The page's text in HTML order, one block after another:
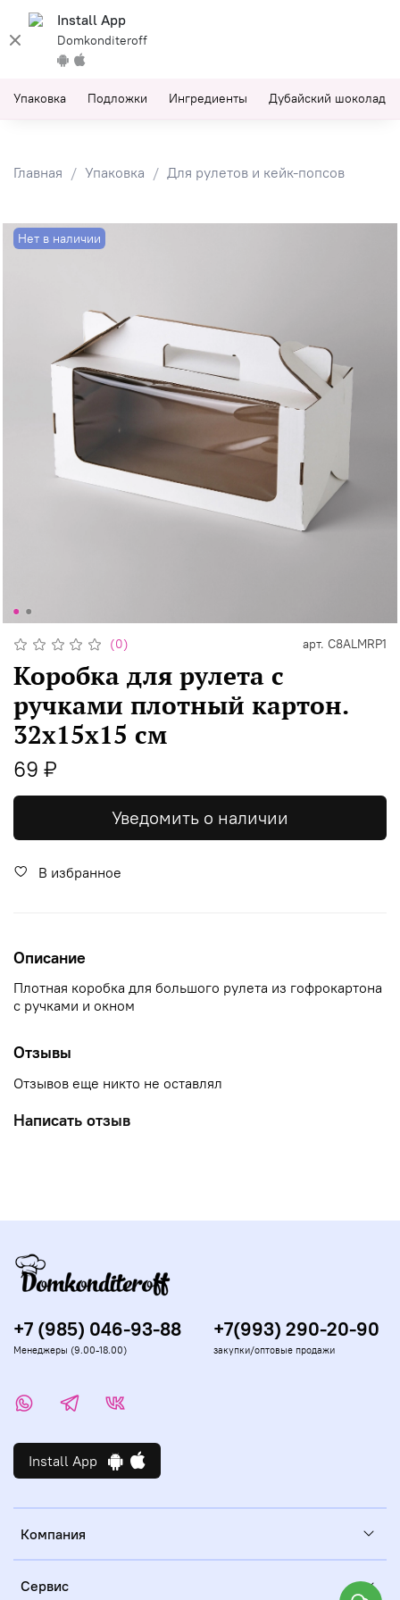
Install App
Domkonditeroff
Упаковка Подложки Ингредиенты Дубайский шоколад
Главная Упаковка Для рулетов и кейк-попсов
Нет в наличии
(0) арт. C8ALMRP1
Коробка для рулета с
ручками плотный картон.
32х15х15 см
69 ₽
Уведомить о наличии
В избранное
Описание
Плотная коробка для большого рулета из гофрокартона
с ручками и окном
Отзывы
Отзывов еще никто не оставлял
Написать отзыв
Компания
Сервис
Install App
+7 (985) 046-93-88
Менеджеры (9.00-18.00)
+7(993) 290-20-90
закупки/оптовые продажи